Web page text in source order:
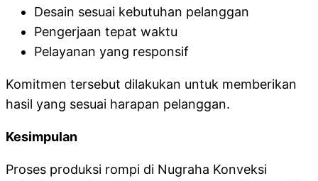
Desain sesuai kebutuhan pelanggan
Pengerjaan tepat waktu
Pelayanan yang responsif
Komitmen tersebut dilakukan untuk memberikan
hasil yang sesuai harapan pelanggan.
Kesimpulan
Proses produksi rompi di Nugraha Konveksi